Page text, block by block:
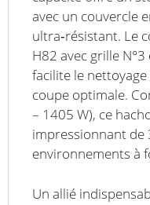
avec un couvercle
ultra‑résistant. Le
H82 avec grille
facilite le
coupe optimale.
– 1405 W), ce
impressionnant de
environnements à
Un allié